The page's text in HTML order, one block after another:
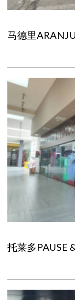
马德里
托莱多PAUSE